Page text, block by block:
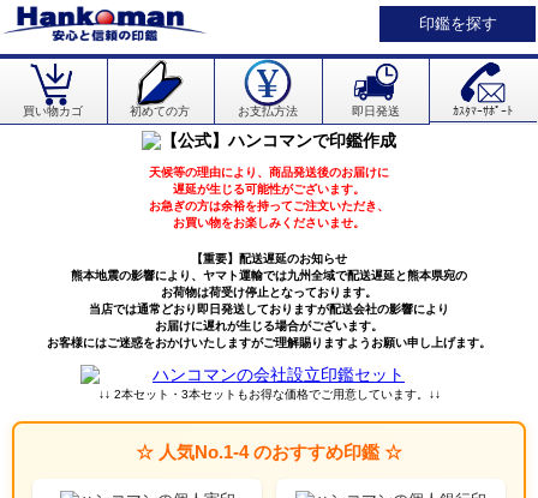
印鑑を探す
買い物カゴ 初めての方 お支払方法 即日発送 ｶｽﾀﾏｰｻﾎﾟｰﾄ
天候等の理由により、商品発送後のお届けに
遅延が生じる可能性がございます。
お急ぎの方は余裕を持ってご注文いただき、
お買い物をお楽しみくださいませ。
【重要】配送遅延のお知らせ
熊本地震の影響により、ヤマト運輸では九州全域で配送遅延と熊本県宛の
お荷物は荷受け停止となっております。
当店では通常どおり即日発送しておりますが配送会社の影響により
お届けに遅れが生じる場合がございます。
お客様にはご迷惑をおかけいたしますがご理解賜りますようお願い申し上げます。
↓↓ 2本セット・3本セットもお得な価格でご用意しています。↓↓
☆ 人気No.1-4 のおすすめ印鑑 ☆